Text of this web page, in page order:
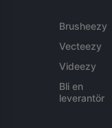
Brusheezy
Vecteezy
Videezy
Bli en
leverantör